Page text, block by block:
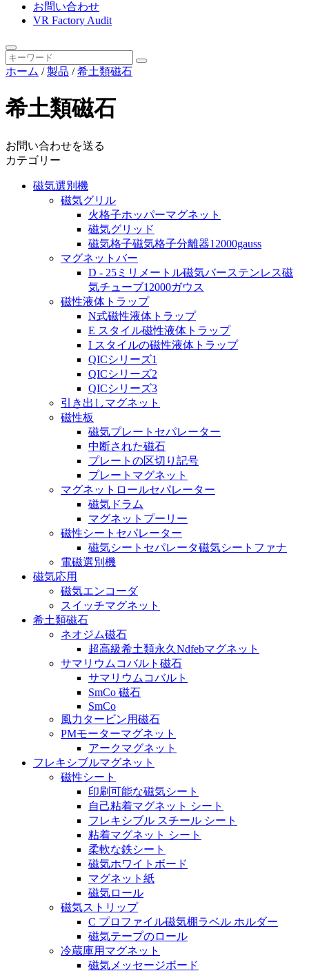
お問い合わせ
VR Factory Audit
ホーム /製品 /希土類磁石
希土類磁石
お問い合わせを送る
カテゴリー
磁気選別機
磁気グリル
火格子ホッパーマグネット
磁気グリッド
磁気格子磁気格子分離器12000gauss
マグネットバー
D - 25ミリメートル磁気バーステンレス磁
気チューブ12000ガウス
磁性液体トラップ
N式磁性液体トラップ
E スタイル磁性液体トラップ
I スタイルの磁性液体トラップ
QICシリーズ1
QICシリーズ2
QICシリーズ3
引き出しマグネット
磁性板
磁気プレートセパレーター
中断された磁石
プレートの区切り記号
プレートマグネット
マグネットロールセパレーター
磁気ドラム
マグネットプーリー
磁性シートセパレーター
磁気シートセパレータ磁気シートファナ
電磁選別機
磁気応用
磁気エンコーダ
スイッチマグネット
希土類磁石
ネオジム磁石
超高級希土類永久Ndfebマグネット
サマリウムコバルト磁石
サマリウムコバルト
SmCo 磁石
SmCo
風力タービン用磁石
PMモーターマグネット
アークマグネット
フレキシブルマグネット
磁性シート
印刷可能な磁気シート
自己粘着マグネット シート
フレキシブル スチール シート
粘着マグネット シート
柔軟な鉄シート
磁気ホワイトボード
マグネット紙
磁気ロール
磁気ストリップ
C プロファイル磁気棚ラベル ホルダー
磁気テープのロール
冷蔵庫用マグネット
磁気メッセージボード